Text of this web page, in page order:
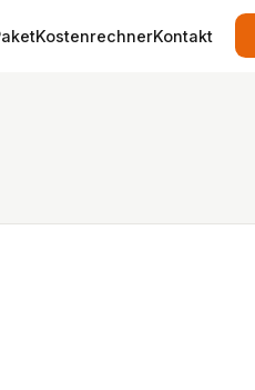
KostenrechnerKontakt